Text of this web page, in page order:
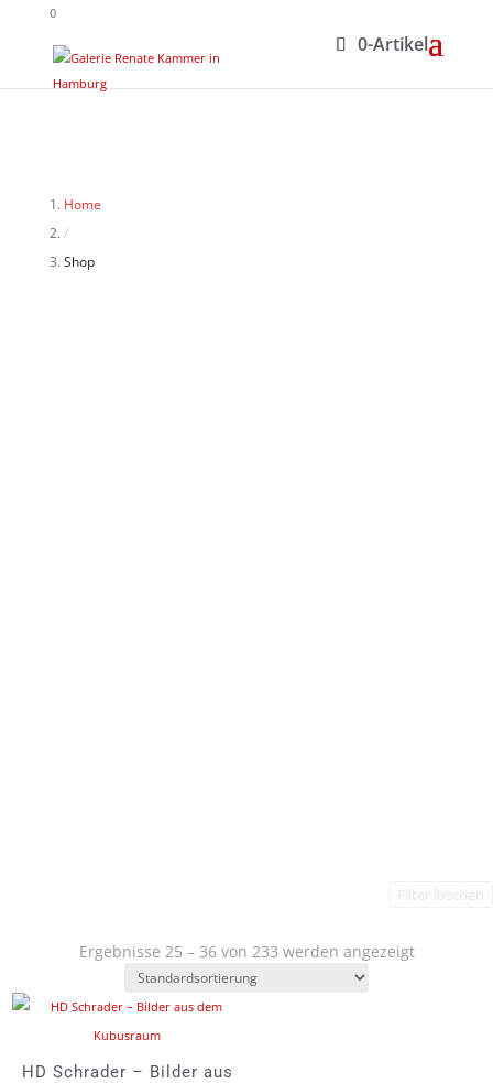
0
0-Artikel
Home
/
Shop
Ergebnisse 25 – 36 von 233 werden angezeigt
HD Schrader – Bilder aus